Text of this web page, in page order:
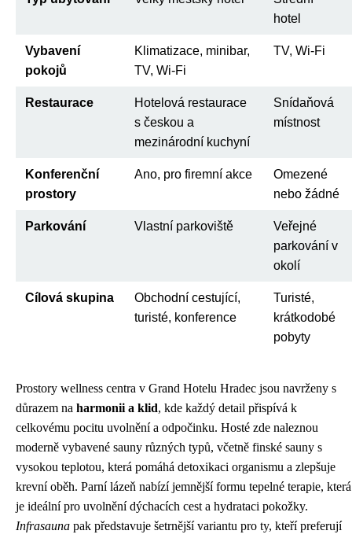
hotel
Vybavení
pokojů
Klimatizace, minibar,
TV, Wi-Fi
TV, Wi-Fi
Restaurace
Hotelová restaurace
s českou a
mezinárodní kuchyní
Snídaňová
místnost
Konferenční
prostory
Ano, pro firemní akce
Omezené
nebo žádné
Parkování Vlastní parkoviště
Veřejné
parkování v
okolí
Cílová skupina
Obchodní cestující,
turisté, konference
Turisté,
krátkodobé
pobyty
Prostory wellness centra v Grand Hotelu Hradec jsou navrženy s
důrazem na harmonii a klid, kde každý detail přispívá k
celkovému pocitu uvolnění a odpočinku. Hosté zde naleznou
moderně vybavené sauny různých typů, včetně finské sauny s
vysokou teplotou, která pomáhá detoxikaci organismu a zlepšuje
krevní oběh. Parní lázeň nabízí jemnější formu tepelné terapie, která
je ideální pro uvolnění dýchacích cest a hydrataci pokožky.
Infrasauna pak představuje šetrnější variantu pro ty, kteří preferují